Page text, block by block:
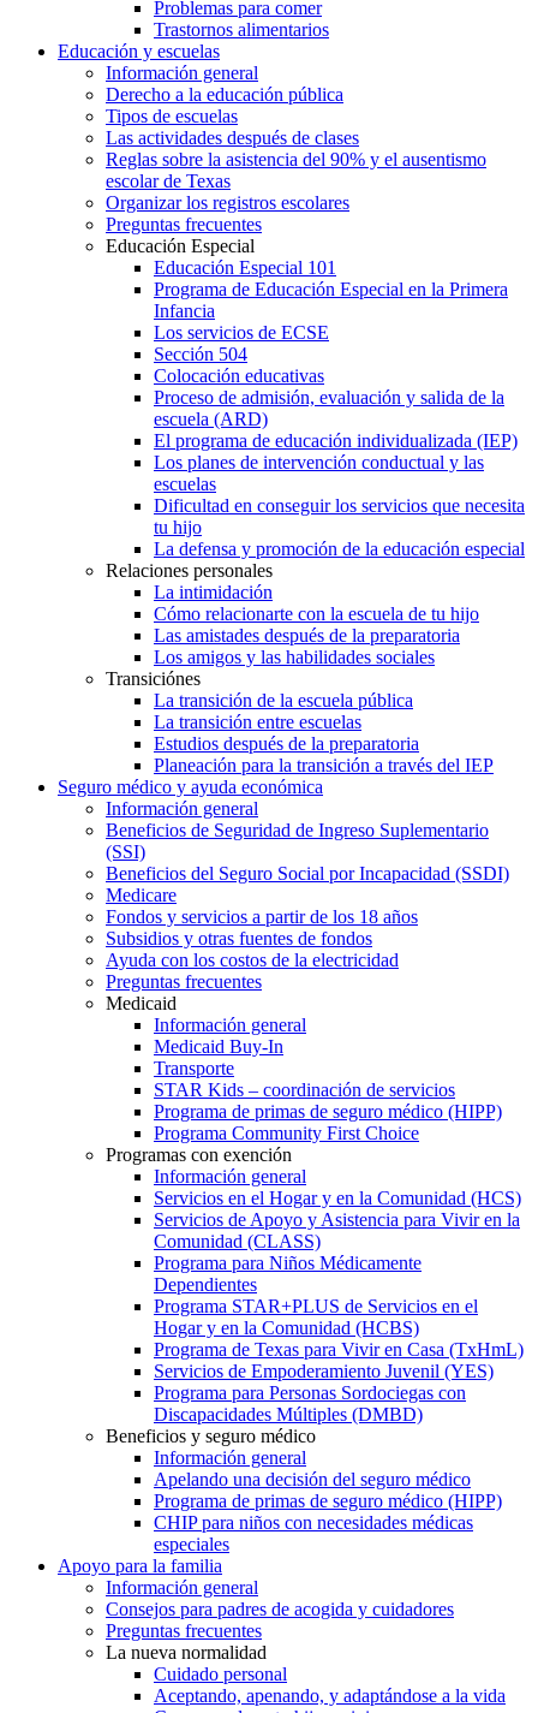
Problemas para comer
Trastornos alimentarios
Educación y escuelas
Información general
Derecho a la educación pública
Tipos de escuelas
Las actividades después de clases
Reglas sobre la asistencia del 90% y el ausentismo
escolar de Texas
Organizar los registros escolares
Preguntas frecuentes
Educación Especial
Educación Especial 101
Programa de Educación Especial en la Primera
Infancia
Los servicios de ECSE
Sección 504
Colocación educativas
Proceso de admisión, evaluación y salida de la
escuela (ARD)
El programa de educación individualizada (IEP)
Los planes de intervención conductual y las
escuelas
Dificultad en conseguir los servicios que necesita
tu hijo
La defensa y promoción de la educación especial
Relaciones personales
La intimidación
Cómo relacionarte con la escuela de tu hijo
Las amistades después de la preparatoria
Los amigos y las habilidades sociales
Transiciónes
La transición de la escuela pública
La transición entre escuelas
Estudios después de la preparatoria
Planeación para la transición a través del IEP
Seguro médico y ayuda económica
Información general
Beneficios de Seguridad de Ingreso Suplementario
(SSI)
Beneficios del Seguro Social por Incapacidad (SSDI)
Medicare
Fondos y servicios a partir de los 18 años
Subsidios y otras fuentes de fondos
Ayuda con los costos de la electricidad
Preguntas frecuentes
Medicaid
Información general
Medicaid Buy-In
Transporte
STAR Kids – coordinación de servicios
Programa de primas de seguro médico (HIPP)
Programa Community First Choice
Programas con exención
Información general
Servicios en el Hogar y en la Comunidad (HCS)
Servicios de Apoyo y Asistencia para Vivir en la
Comunidad (CLASS)
Programa para Niños Médicamente
Dependientes
Programa STAR+PLUS de Servicios en el
Hogar y en la Comunidad (HCBS)
Programa de Texas para Vivir en Casa (TxHmL)
Servicios de Empoderamiento Juvenil (YES)
Programa para Personas Sordociegas con
Discapacidades Múltiples (DMBD)
Beneficios y seguro médico
Información general
Apelando una decisión del seguro médico
Programa de primas de seguro médico (HIPP)
CHIP para niños con necesidades médicas
especiales
Apoyo para la familia
Información general
Consejos para padres de acogida y cuidadores
Preguntas frecuentes
La nueva normalidad
Cuidado personal
Aceptando, apenando, y adaptándose a la vida